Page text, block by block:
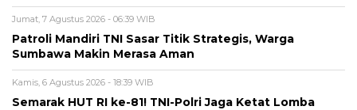
Jumat, 7 Agustus 2026 - 06:39 WIB
Patroli Mandiri TNI Sasar Titik Strategis, Warga
Sumbawa Makin Merasa Aman
Kamis, 6 Agustus 2026 - 18:39 WIB
Semarak HUT RI ke-81! TNI-Polri Jaga Ketat Lomba